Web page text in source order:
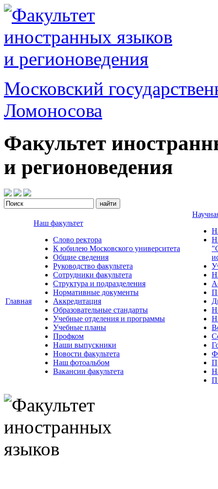
Московский
Ломоносова
Факультет
и регионоведения
Главная
Наш факультет
Слово ректора
К юбилею Московского университета
Общие сведения
Руководство факультета
Сотрудники факультета
Структура и подразделения
Нормативные документы
Аккредитация
Образовательные стандарты
Учебные отделения и программы
Учебные планы
Профком
Наши выпускники
Новости факультета
Наш фотоальбом
Вакансии факультета